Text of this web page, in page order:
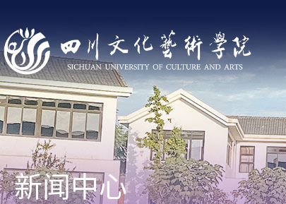
新闻中心